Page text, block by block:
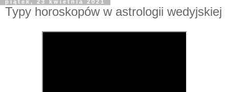
piątek, 23 kwietnia 2021
Typy horoskopów w astrologii wedyjskiej